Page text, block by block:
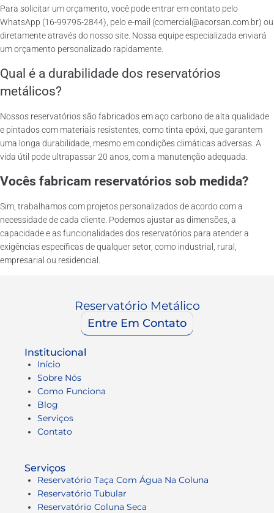
Para solicitar um orçamento, você pode entrar em contato pelo
WhatsApp (16-99795-2844), pelo e-mail (comercial@acorsan.com.br) ou
diretamente através do nosso site. Nossa equipe especializada enviará
um orçamento personalizado rapidamente.
Qual é a durabilidade dos reservatórios
metálicos?
Nossos reservatórios são fabricados em aço carbono de alta qualidade
e pintados com materiais resistentes, como tinta epóxi, que garantem
uma longa durabilidade, mesmo em condições climáticas adversas. A
vida útil pode ultrapassar 20 anos, com a manutenção adequada.
Vocês fabricam reservatórios sob medida?
Sim, trabalhamos com projetos personalizados de acordo com a
necessidade de cada cliente. Podemos ajustar as dimensões, a
capacidade e as funcionalidades dos reservatórios para atender a
exigências específicas de qualquer setor, como industrial, rural,
empresarial ou residencial.
Reservatório Metálico
Entre Em Contato
Institucional
Início
Sobre Nós
Como Funciona
Blog
Serviços
Contato
Serviços
Reservatório Taça Com Água Na Coluna
Reservatório Tubular
Reservatório Coluna Seca